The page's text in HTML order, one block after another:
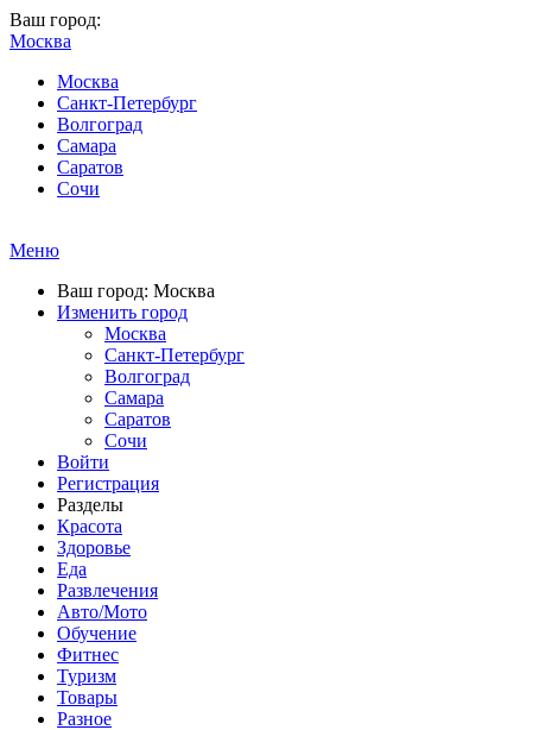
Ваш город:
Москва
Москва
Санкт-Петербург
Волгоград
Самара
Саратов
Сочи
Меню
Ваш город: Москва
Изменить город
Москва
Санкт-Петербург
Волгоград
Самара
Саратов
Сочи
Войти
Регистрация
Разделы
Красота
Здоровье
Еда
Развлечения
Авто/Мото
Обучение
Фитнес
Туризм
Товары
Разное